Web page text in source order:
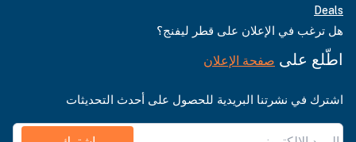
Deals
هل ترغب في الإعلان على قطر ليفنج؟
اطّلع على صفحة الإعلان
اشترك في نشرتنا البريدية للحصول على أحدث التحديثات